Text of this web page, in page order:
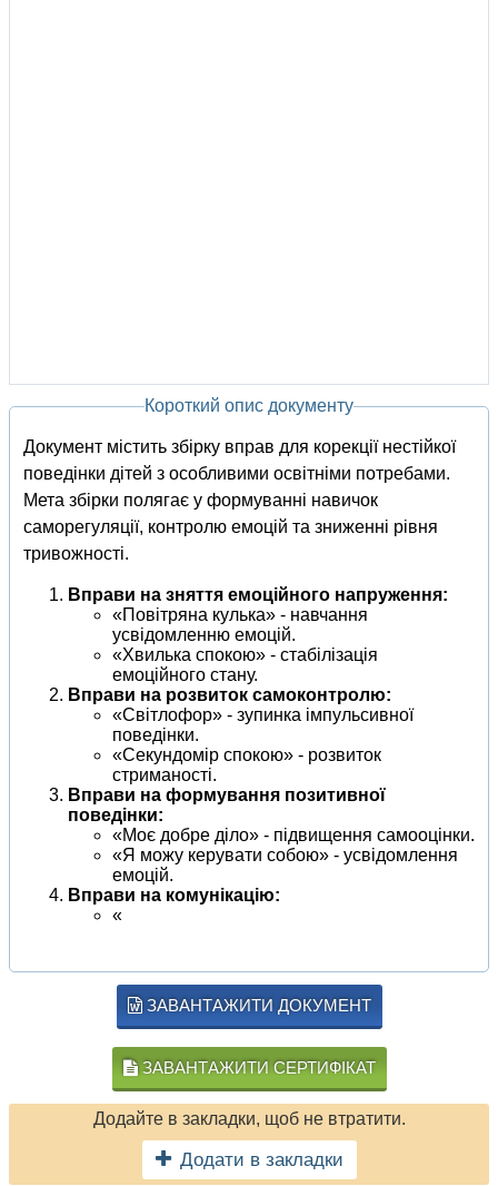
Короткий опис документу
Документ містить збірку вправ для корекції нестійкої
поведінки дітей з особливими освітніми потребами.
Мета збірки полягає у формуванні навичок
саморегуляції, контролю емоцій та зниженні рівня
тривожності.
Вправи на зняття емоційного напруження:
«Повітряна кулька» - навчання
усвідомленню емоцій.
«Хвилька спокою» - стабілізація
емоційного стану.
Вправи на розвиток самоконтролю:
«Світлофор» - зупинка імпульсивної
поведінки.
«Секундомір спокою» - розвиток
стриманості.
Вправи на формування позитивної
поведінки:
«Моє добре діло» - підвищення самооцінки.
«Я можу керувати собою» - усвідомлення
емоцій.
Вправи на комунікацію:
«
ЗАВАНТАЖИТИ ДОКУМЕНТ
ЗАВАНТАЖИТИ СЕРТИФІКАТ
Додайте в закладки, щоб не втратити.
Додати в закладки